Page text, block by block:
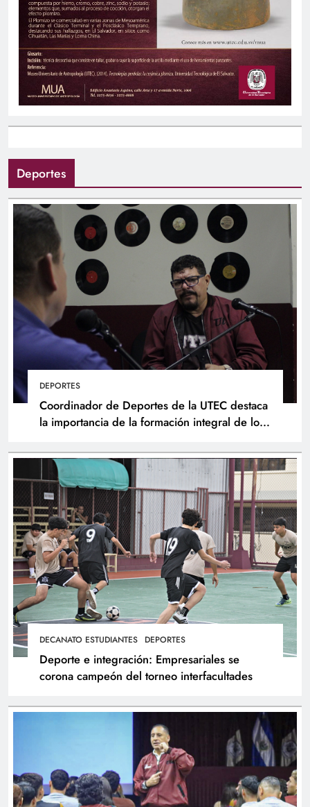
Deportes
DEPORTES
Coordinador de Deportes de la UTEC destaca
la importancia de la formación integral de los
DECANATO ESTUDIANTES DEPORTES
Deporte e integración: Empresariales se
corona campeón del torneo interfacultades